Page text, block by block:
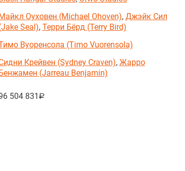
Оуховен (Michael Ohoven), Джэйк Сил
Seal), Терри Бёрд (Terry Bird)
Вуоренсола (Timo Vuorensola)
Крейвен (Sydney Craven), Жарро
(Jarreau Benjamin)
504 831руб.